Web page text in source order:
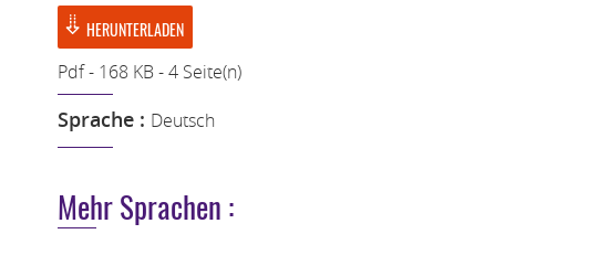
Sprache : Deutsch
Pdf - 168 KB - 4 Seite(n)
HERUNTERLADEN
Mehr Sprachen :